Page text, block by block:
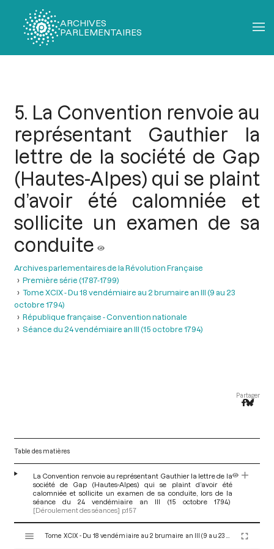
ARCHIVES
PARLEMENTAIRES
5. La Convention renvoie au
représentant Gauthier la
lettre de la société de Gap
(Hautes-Alpes) qui se plaint
d’avoir été calomniée et
sollicite un examen de sa
conduite
Archives parlementaires de la Révolution Française
Première série (1787-1799)
Tome XCIX - Du 18 vendémiaire au 2 brumaire an III (9 au 23
octobre 1794)
République française - Convention nationale
Séance du 24 vendémiaire an III (15 octobre 1794)
Partager
Table des matières
La Convention renvoie au représentant Gauthier la lettre de la
société de Gap (Hautes-Alpes) qui se plaint d’avoir été
calomniée et sollicite un examen de sa conduite, lors de la
séance du 24 vendémiaire an III (15 octobre 1794)
[Déroulement des séances] p.157